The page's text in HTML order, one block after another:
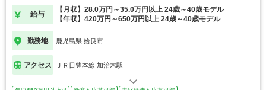
給与
【月収】28.0万円～35.0万円以上 24歳～40歳モデル
【年収】420万円～650万円以上 24歳～40歳モデル
勤務地 鹿児島県 姶良市
アクセス ＪＲ日豊本線 加治木駅